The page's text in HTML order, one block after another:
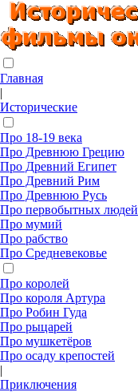
Главная
|
Исторические
Про 18-19 века
Про Древнюю Грецию
Про Древний Египет
Про Древний Рим
Про Древнюю Русь
Про первобытных людей
Про мумий
Про рабство
Про Средневековье
Про королей
Про короля Артура
Про Робин Гуда
Про рыцарей
Про мушкетёров
Про осаду крепостей
|
Приключения